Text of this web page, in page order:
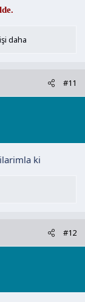
daha
#11
ki
#12